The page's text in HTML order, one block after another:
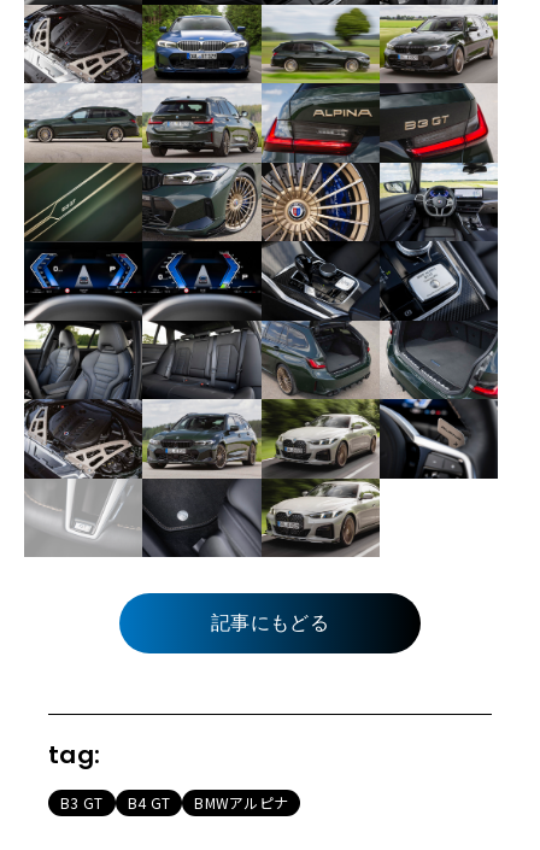
記事にもどる
tag:
B3 GT B4 GT BMWアルピナ